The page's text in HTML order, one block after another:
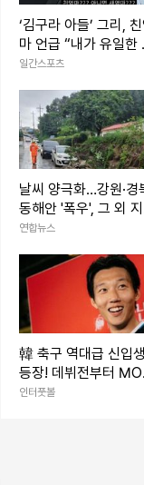
‘김구라 아들’ 그리, 친
마 언급 “내가 유일한
족… 더 챙기려고”
일간스포츠
날씨 양극화…강원·경
동해안 '폭우', 그 외 지
은 '폭염'
연합뉴스
韓 축구 역대급 신입생
등장! 데뷔전부터
→현지 호평 일색…“승
인터풋볼